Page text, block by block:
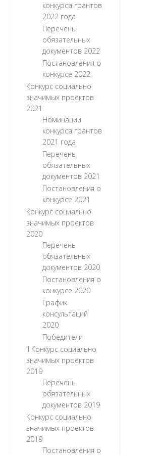
конкурса грантов
2022 года
Перечень
обязательных
документов 2022
Постановления о
конкурсе 2022
Конкурс социально
значимых проектов
2021
Номинации
конкурса грантов
2021 года
Перечень
обязательных
документов 2021
Постановления о
конкурсе 2021
Конкурс социально
значимых проектов
2020
Перечень
обязательных
документов 2020
Постановления о
конкурсе 2020
График
консультаций
2020
Победители
II Конкурс социально
значимых проектов
2019
Перечень
обязательных
документов 2019
Конкурс социально
значимых проектов
2019
Постановления о